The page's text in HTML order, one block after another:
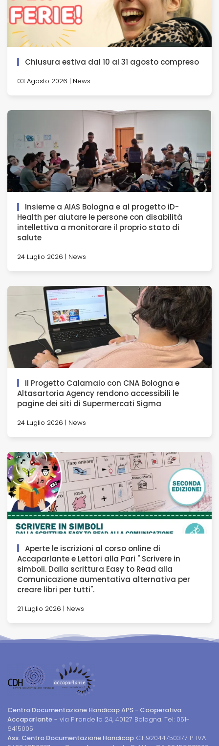
Chiusura estiva dal 10 al 31 agosto compreso
03 Agosto 2026 | News
Insieme a AIAS Bologna e al progetto iD-
Health per aiutare le persone con disabilità
intellettiva a monitorare il proprio stato di
salute
24 Luglio 2026 | News
Il Progetto Calamaio con CNA Bologna e
Altasartoria Agency rendono accessibili le
pagine dei siti di Supermercati Sigma
24 Luglio 2026 | News
Aperte le iscrizioni al corso online di
Accaparlante e Lettori alla Pari " Scrivere in
simboli. Dalla scrittura Easy to Read alla
Comunicazione aumentativa alternativa per
creare libri per tutti".
21 Luglio 2026 | News
Centro Documentazione Handicap APS - Cooperativa
Accaparlante - via Pirandello 24, 40127 Bologna. Tel: 051-
6415005
Ass. Centro Documentazione Handicap C.F.92044750377 P. IVA